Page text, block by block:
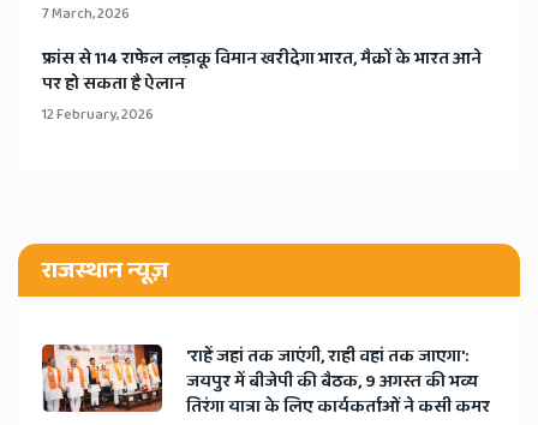
7 March, 2026
​फ्रांस से 114 राफेल लड़ाकू विमान खरीदेगा भारत, मैक्रों के भारत आने
पर हो सकता है ऐलान
12 February, 2026
राजस्थान न्यूज़
'राहें जहां तक जाएंगी, राही वहां तक जाएगा':
जयपुर में बीजेपी की बैठक, 9 अगस्त की भव्य
तिरंगा यात्रा के लिए कार्यकर्ताओं ने कसी कमर